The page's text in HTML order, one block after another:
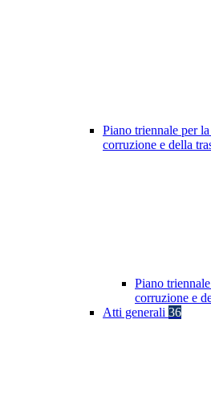
Piano triennale per
corruzione e della
Piano
corruzione e
Atti generali 36